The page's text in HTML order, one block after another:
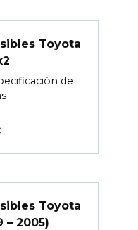
Toyota
de
Toyota
– 2005)